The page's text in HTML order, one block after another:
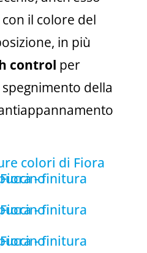
il colore del
in più
control per
spegnimento della